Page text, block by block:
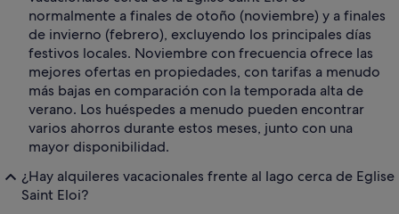
normalmente a finales de otoño (noviembre) y a finales
de invierno (febrero), excluyendo los principales días
festivos locales. Noviembre con frecuencia ofrece las
mejores ofertas en propiedades, con tarifas a menudo
más bajas en comparación con la temporada alta de
verano. Los huéspedes a menudo pueden encontrar
varios ahorros durante estos meses, junto con una
mayor disponibilidad.
¿Hay alquileres vacacionales frente al lago cerca de Eglise
Saint Eloi?